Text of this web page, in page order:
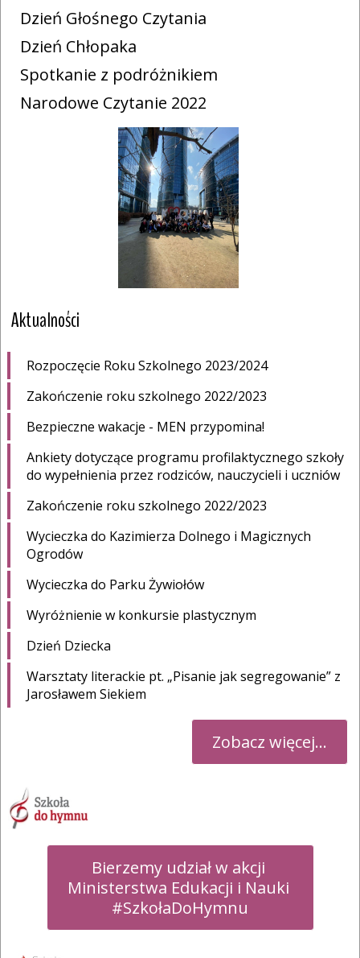
Dzień Głośnego Czytania
Dzień Chłopaka
Spotkanie z podróżnikiem
Narodowe Czytanie 2022
Aktualności
Rozpoczęcie Roku Szkolnego 2023/2024
Zakończenie roku szkolnego 2022/2023
Bezpieczne wakacje - MEN przypomina!
Ankiety dotyczące programu profilaktycznego szkoły
do wypełnienia przez rodziców, nauczycieli i uczniów
Zakończenie roku szkolnego 2022/2023
Wycieczka do Kazimierza Dolnego i Magicznych
Ogrodów
Wycieczka do Parku Żywiołów
Wyróżnienie w konkursie plastycznym
Dzień Dziecka
Warsztaty literackie pt. „Pisanie jak segregowanie” z
Jarosławem Siekiem
Zobacz więcej...
Bierzemy udział w akcji
Ministerstwa Edukacji i Nauki
#SzkołaDoHymnu